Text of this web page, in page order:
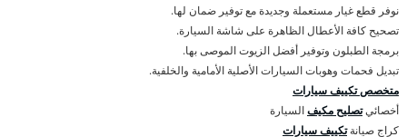
نوفر قطع غيار مستعملة وجديدة مع توفير ضمان لها.
تصحيح كافة الأعطال الظاهرة على شاشة السيارة.
برمجة الطبلون وتوفير أفضل الزيوت الموصى بها.
تبديل فحمات وهوبات السيارات الأصلية الأمامية والخلفية.
متخصص تكييف سيارات
أخصائيتصليح مكيفالسيارة
كراج صيانةتكييف سيارات